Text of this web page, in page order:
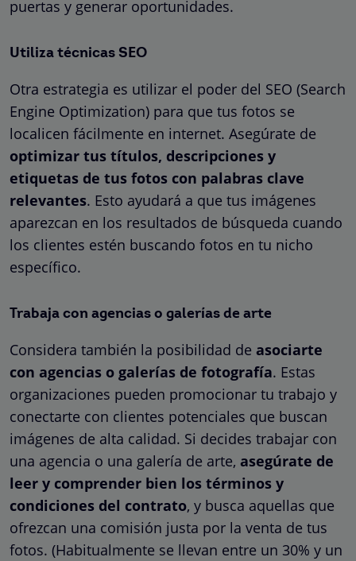
puertas y generar oportunidades.
Utiliza técnicas SEO
Otra estrategia es utilizar el poder del SEO (Search
Engine Optimization) para que tus fotos se
localicen fácilmente en internet. Asegúrate de
optimizar tus títulos, descripciones y
etiquetas de tus fotos con palabras clave
relevantes. Esto ayudará a que tus imágenes
aparezcan en los resultados de búsqueda cuando
los clientes estén buscando fotos en tu nicho
específico.
Trabaja con agencias o galerías de arte
Considera también la posibilidad de asociarte
con agencias o galerías de fotografía. Estas
organizaciones pueden promocionar tu trabajo y
conectarte con clientes potenciales que buscan
imágenes de alta calidad. Si decides trabajar con
una agencia o una galería de arte, asegúrate de
leer y comprender bien los términos y
condiciones del contrato, y busca aquellas que
ofrezcan una comisión justa por la venta de tus
fotos. (Habitualmente se llevan entre un 30% y un